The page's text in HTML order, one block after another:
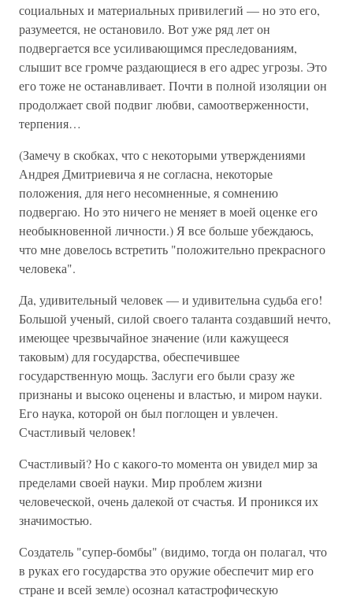
социальных и материальных привилегий — но это его,
разумеется, не остановило. Вот уже ряд лет он
подвергается все усиливающимся преследованиям,
слышит все громче раздающиеся в его адрес угрозы. Это
его тоже не останавливает. Почти в полной изоляции он
продолжает свой подвиг любви, самоотверженности,
терпения…
(Замечу в скобках, что с некоторыми утверждениями
Андрея Дмитриевича я не согласна, некоторые
положения, для него несомненные, я сомнению
подвергаю. Но это ничего не меняет в моей оценке его
необыкновенной личности.) Я все больше убеждаюсь,
что мне довелось встретить "положительно прекрасного
человека".
Да, удивительный человек — и удивительна судьба его!
Большой ученый, силой своего таланта создавший нечто,
имеющее чрезвычайное значение (или кажущееся
таковым) для государства, обеспечившее
государственную мощь. Заслуги его были сразу же
признаны и высоко оценены и властью, и миром науки.
Его наука, которой он был поглощен и увлечен.
Счастливый человек!
Счастливый? Но с какого-то момента он увидел мир за
пределами своей науки. Мир проблем жизни
человеческой, очень далекой от счастья. И проникся их
значимостью.
Создатель "супер-бомбы" (видимо, тогда он полагал, что
в руках его государства это оружие обеспечит мир его
стране и всей земле) осознал катастрофическую